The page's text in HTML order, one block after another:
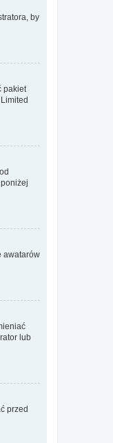
by
pakiet
awatarów
lub
przed